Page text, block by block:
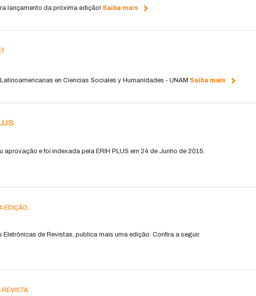
lançamento da próxima edição! Saiba mais
en Ciencias Sociales y Humanidades - UNAM Saiba mais
e foi indexada pela ERIH PLUS em 24 de Junho de 2015.
edição.
de Revistas, publica mais uma edição. Confira a seguir.
revista